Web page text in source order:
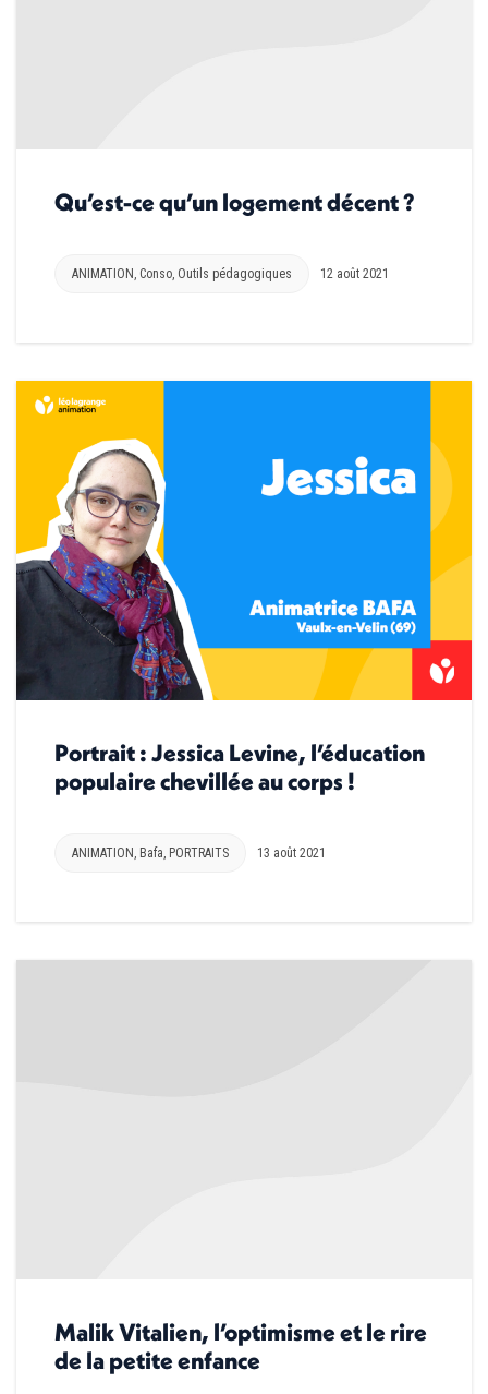
Qu’est-ce qu’un logement décent ?
ANIMATION , Conso, Outils pédagogiques 12 août 2021
Portrait : Jessica Levine, l’éducation
populaire chevillée au corps !
ANIMATION , Bafa, PORTRAITS 13 août 2021
Malik Vitalien, l’optimisme et le rire
de la petite enfance